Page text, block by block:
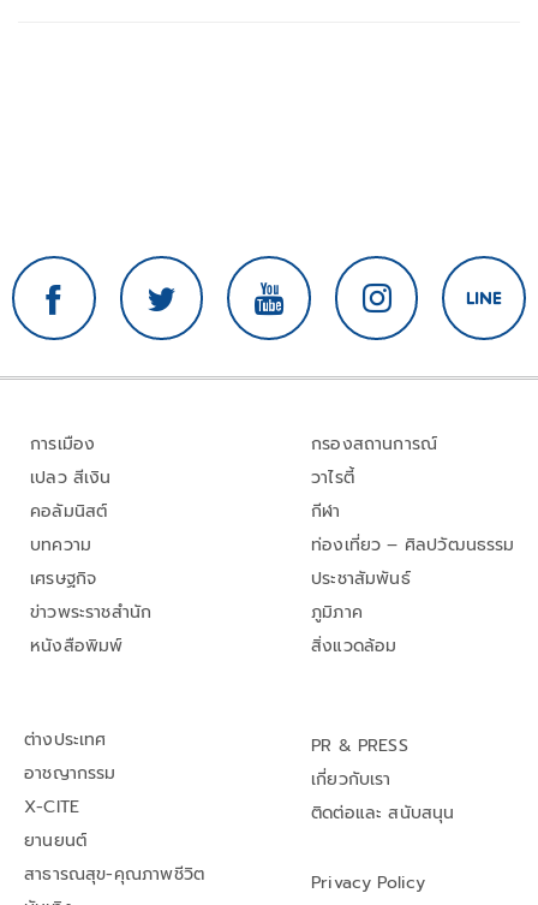
การเมือง
เปลว สีเงิน
คอลัมนิสต์
บทความ
เศรษฐกิจ
ข่าวพระราชสำนัก
หนังสือพิมพ์
กรองสถานการณ์
วาไรตี้
กีฬา
ท่องเที่ยว – ศิลปวัฒนธรรม
ประชาสัมพันธ์
ภูมิภาค
สิ่งแวดล้อม
ต่างประเทศ
อาชญากรรม
X-CITE
ยานยนต์
สาธารณสุข-คุณภาพชีวิต
PR & PRESS
เกี่ยวกับเรา
ติดต่อและ สนับสนุน
Privacy Policy